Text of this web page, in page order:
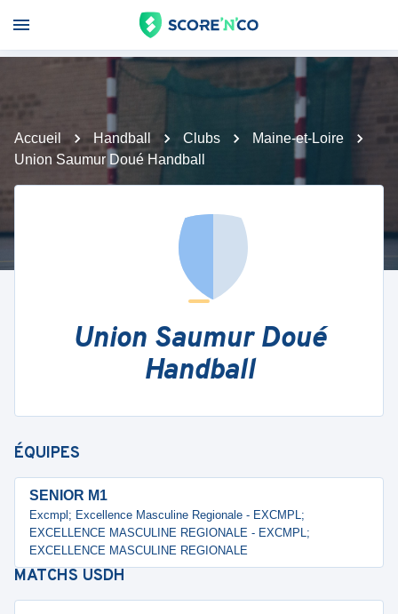
Accueil Handball Clubs
Maine-et-Loire
Union Saumur Doué Handball
Union Saumur Doué
Handball
ÉQUIPES
SENIOR M1
Excmpl; Excellence Masculine Regionale - EXCMPL;
EXCELLENCE MASCULINE REGIONALE - EXCMPL;
EXCELLENCE MASCULINE REGIONALE
MATCHS USDH